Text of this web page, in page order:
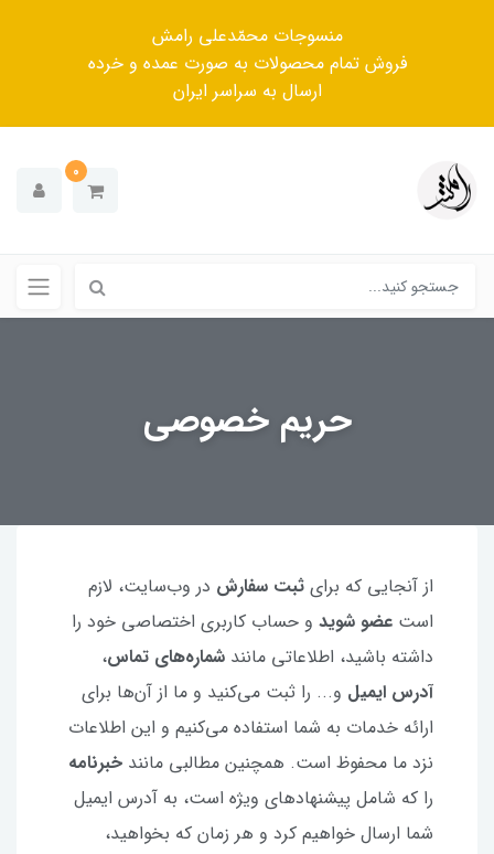
منسوجات محمّدعلی رامش
فروش تمام محصولات به صورت عمده و خرده
ارسال به سراسر ایران
0
حریم خصوصی
از آنجایی که برای ثبت سفارش در وب‌سایت، لازم
است عضو شوید و حساب کاربری اختصاصی خود را
داشته باشید، اطلاعاتی مانند شماره‌های تماس،
آدرس ایمیل و... را ثبت می‌کنید و ما از آن‌ها برای
ارائه خدمات به شما استفاده می‌کنیم و این اطلاعات
نزد ما محفوظ است. همچنین مطالبی مانند خبرنامه
را که شامل پیشنهادهای ویژه است، به آدرس ایمیل
شما ارسال خواهیم کرد و هر زمان که بخواهید،